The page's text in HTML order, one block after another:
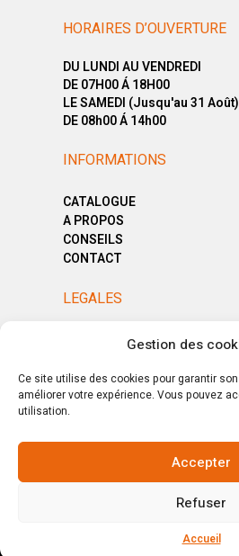
Gestion des
Ce site utilise des cookies pour garantir
améliorer votre expérience. Vous pouvez
utilisation.
Accepter
Refuser
Accueil
HORAIRES D’OUVERTURE
DU LUNDI AU VENDREDI
DE 07H00 Á 18H00
LE SAMEDI (Jusqu'au 31 Août)
DE 08h00 Á 14h00
INFORMATIONS
CATALOGUE
A PROPOS
CONSEILS
CONTACT
LEGALES
MENTIONS LÉGALES
CGV
© Copyright 2025. All Rights Reserved.
Votre magasin, votre